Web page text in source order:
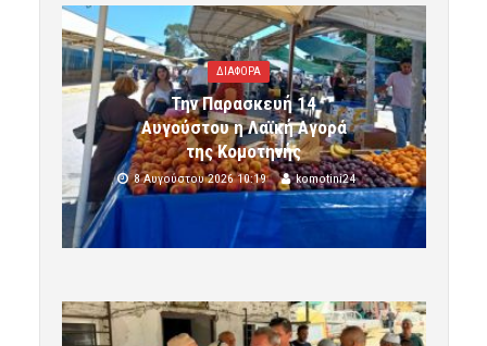
ΔΙΑΦΟΡΑ
Την Παρασκευή 14
Αυγούστου η Λαϊκή Αγορά
της Κομοτηνής
8 Αυγούστου 2026 10:19 komotini24